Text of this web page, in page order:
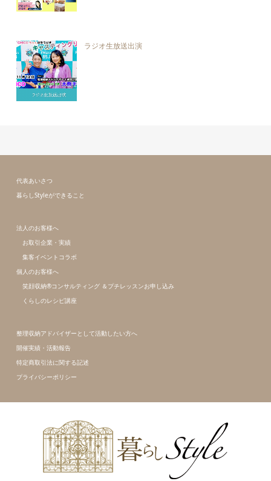
ラジオ生放送出演
代表あいさつ
暮らしStyleができること
法人のお客様へ
お取引企業・実績
集客イベントコラボ
個人のお客様へ
笑顔収納®コンサルティング ＆プチレッスンお申し込み
くらしのレシピ講座
整理収納アドバイザーとして活動したい方へ
開催実績・活動報告
特定商取引法に関する記述
プライバシーポリシー